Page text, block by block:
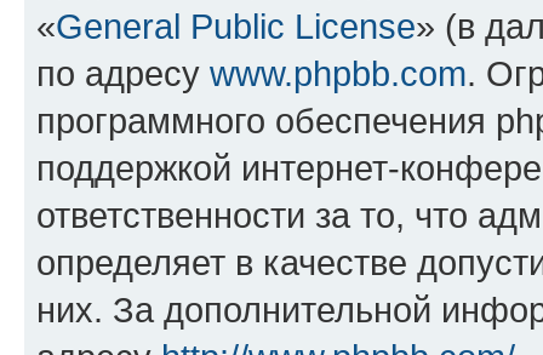
«General Public License» (в
по адресу www.phpbb.com.
программного обеспечения
поддержкой интернет-
ответственности за то, что
определяет в качестве
них. За дополнительной